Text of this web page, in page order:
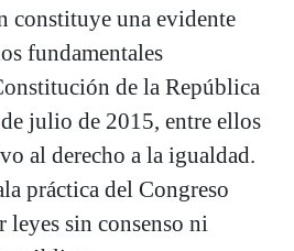
constituye una evidente
fundamentales
de la República
julio de 2015, entre ellos
al derecho a la igualdad.
práctica del Congreso
leyes sin consenso ni